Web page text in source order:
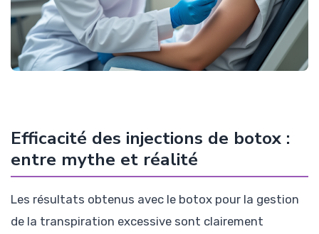
Efficacité des injections de botox :
entre mythe et réalité
Les résultats obtenus avec le botox pour la gestion
de la transpiration excessive sont clairement